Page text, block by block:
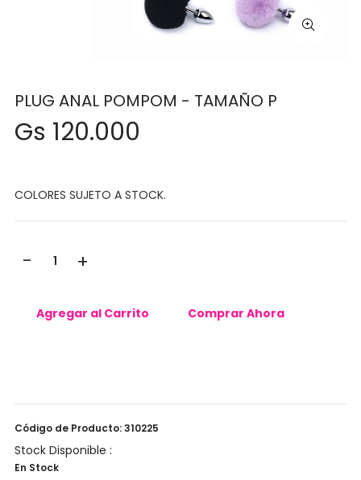
PLUG ANAL POMPOM - TAMAÑO P
Gs 120.000
COLORES SUJETO A STOCK.
- +
Agregar al Carrito Comprar Ahora
Código de Producto: 310225
Stock Disponible :
En Stock